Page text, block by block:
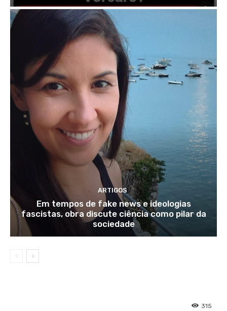
ARTIGOS
Em tempos de fake news e ideologias
fascistas, obra discute ciência como pilar da
sociedade
315